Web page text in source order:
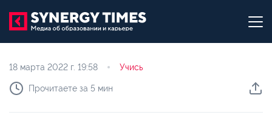
18 марта 2022 г. 19:58 Учись
Прочитаете за 5 мин